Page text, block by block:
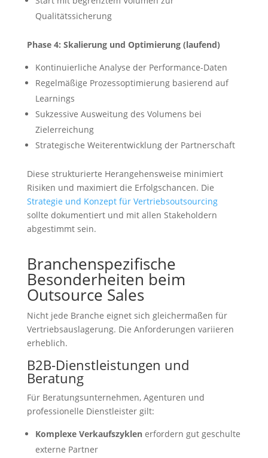
Qualitätssicherung
Phase 4: Skalierung und Optimierung (laufend)
Kontinuierliche Analyse der Performance-Daten
Regelmäßige Prozessoptimierung basierend auf
Learnings
Sukzessive Ausweitung des Volumens bei
Zielerreichung
Strategische Weiterentwicklung der Partnerschaft
Diese strukturierte Herangehensweise minimiert
Risiken und maximiert die Erfolgschancen. Die
Strategie und Konzept für Vertriebsoutsourcing
sollte dokumentiert und mit allen Stakeholdern
abgestimmt sein.
Branchenspezifische
Besonderheiten beim
Outsource Sales
Nicht jede Branche eignet sich gleichermaßen für
Vertriebsauslagerung. Die Anforderungen variieren
erheblich.
B2B-Dienstleistungen und
Beratung
Für Beratungsunternehmen, Agenturen und
professionelle Dienstleister gilt:
Komplexe Verkaufszyklenerfordern gut geschulte
externe Partner